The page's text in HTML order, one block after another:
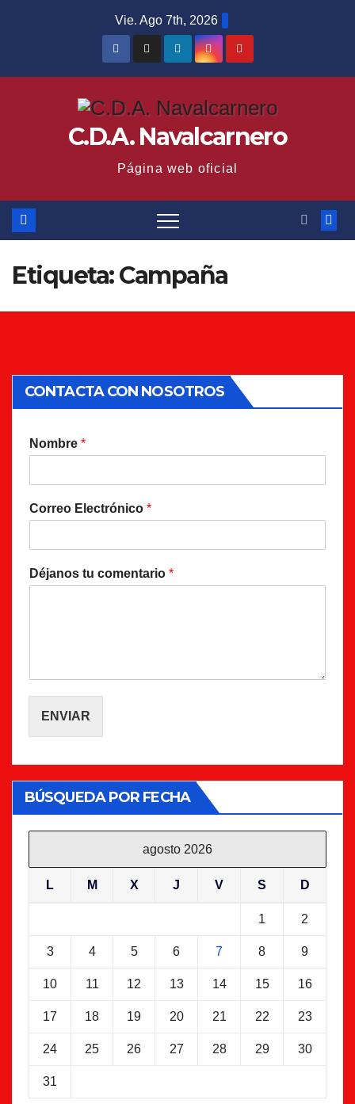
Vie. Ago 7th, 2026
C.D.A. Navalcarnero
Página web oficial
Etiqueta:Campaña
CONTACTA CON NOSOTROS
Nombre *
Correo Electrónico *
Déjanos tu comentario *
ENVIAR
BÚSQUEDA POR FECHA
agosto 2026
L M X J V S D
1 2
3 4 5 6 7 8 9
10 11 12 13 14 15 16
17 18 19 20 21 22 23
24 25 26 27 28 29 30
31